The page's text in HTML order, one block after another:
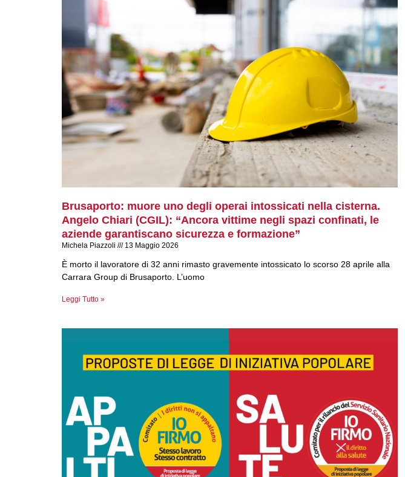
Brusaporto: muore uno degli operai intossicati nella cisterna.
Angelo Chiari (CGIL): “Ancora vittime negli spazi confinati, le
aziende garantiscano sicurezza e formazione”
Michela Piazzoli 13 Maggio 2026
È morto il lavoratore di 32 anni rimasto gravemente intossicato lo scorso 28 aprile alla
Carrara Group di Brusaporto. L’uomo
Leggi Tutto »
n
i
n
a
g
i
n
a